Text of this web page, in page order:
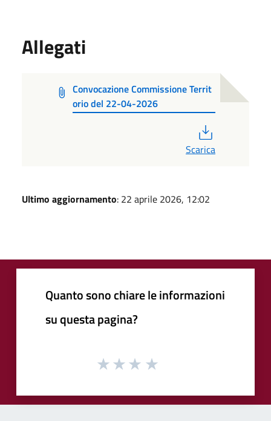
Allegati
Convocazione Commissione Territ
orio del 22-04-2026
Scarica
Ultimo aggiornamento: 22 aprile 2026, 12:02
Quanto sono chiare le informazioni
su questa pagina?